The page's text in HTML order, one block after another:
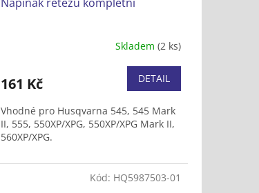
Skladem (2 ks)
161 Kč DETAIL
Vhodné pro Husqvarna 545, 545 Mark
II, 555, 550XP/XPG, 550XP/XPG Mark II,
560XP/XPG.
Kód: HQ5987503-01